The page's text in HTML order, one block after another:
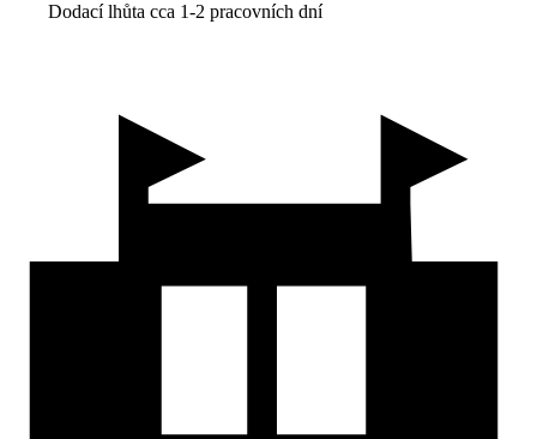
Dodací lhůta cca 1-2 pracovních dní